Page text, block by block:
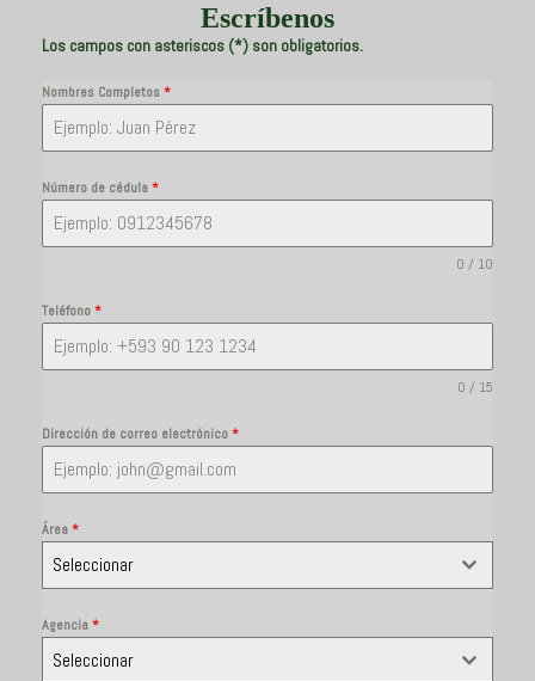
Escríbenos
Los campos con asteriscos (*) son obligatorios.
Nombres Completos*
Número de cédula*
0 / 10
Teléfono*
0 / 15
Dirección de correo electrónico*
Área*
Seleccionar
Agencia*
Seleccionar